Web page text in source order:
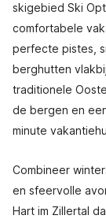
skigebied Ski
comfortabele
perfecte pistes,
berghutten
traditionele
de bergen en
minute
Combineer
en sfeervolle
Hart im Zillertal